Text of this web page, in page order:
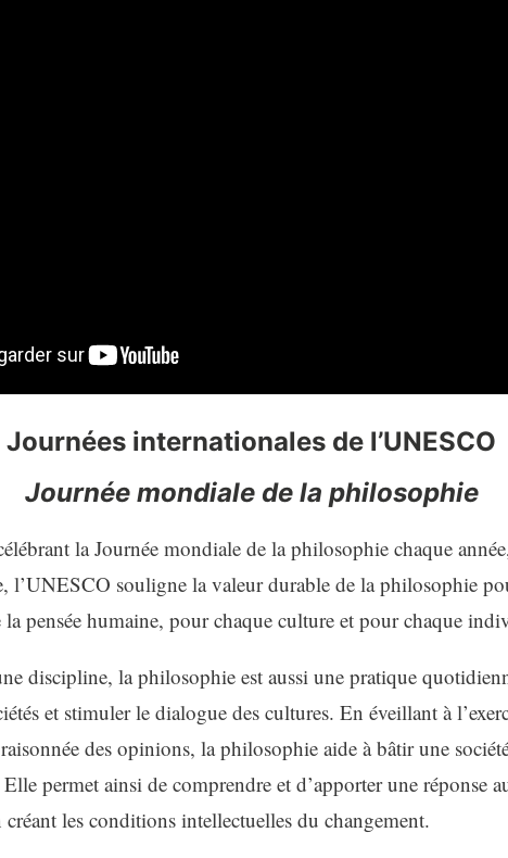
Journées internationales de l’UNESCO
Journée mondiale de la philosophie
la Journée mondiale de la philosophie chaque
l’UNESCO souligne la valeur durable de la philosophie
la pensée humaine, pour chaque culture et pour chaque
discipline, la philosophie est aussi une pratique
et stimuler le dialogue des cultures. En éveillant à
des opinions, la philosophie aide à bâtir une
permet ainsi de comprendre et d’apporter une réponse
les conditions intellectuelles du changement.